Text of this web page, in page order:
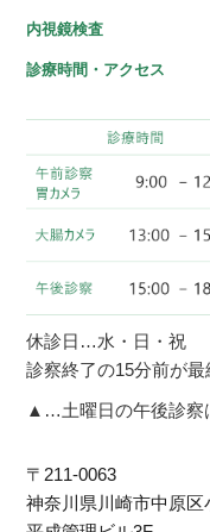
内視鏡検査
診療時間・アクセス
休診日…水・日・祝
診察終了の15分前が最
▲…土曜日の午後診察
〒211-0063
神奈川県川崎市中原区